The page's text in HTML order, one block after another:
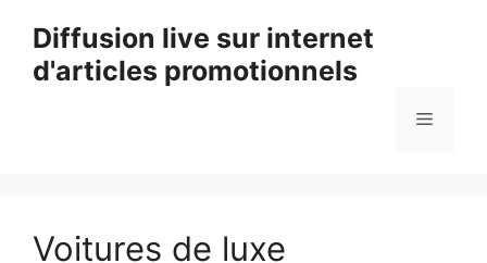
contenu
Diffusion live sur internet
d'articles promotionnels
Menu
Voitures de luxe